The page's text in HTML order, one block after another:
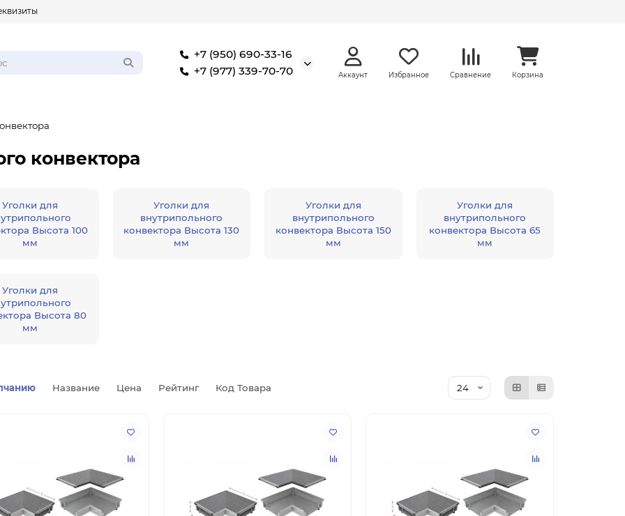
+7 (950) 690-33-16
+7 (977) 339-70-70
Аккаунт Избранное Сравнение Корзина
конвектора
Уголки для
Высота 100
мм
Уголки для
внутрипольного
конвектора Высота 130
мм
Уголки для
внутрипольного
конвектора Высота 150
мм
Уголки для
внутрипольного
конвектора Высота 65
мм
Уголки для
Высота 80
мм
Название Цена Рейтинг Код Товара